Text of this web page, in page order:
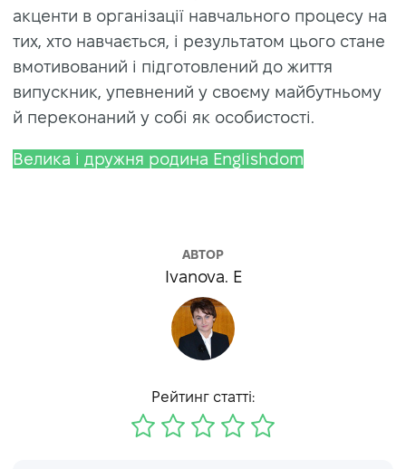
акценти в організації навчального процесу на
тих, хто навчається, і результатом цього стане
вмотивований і підготовлений до життя
випускник, упевнений у своєму майбутньому
й переконаний у собі як особистості.
Велика і дружня родина Englishdom
АВТОР
Ivanova. E
Рейтинг статті: